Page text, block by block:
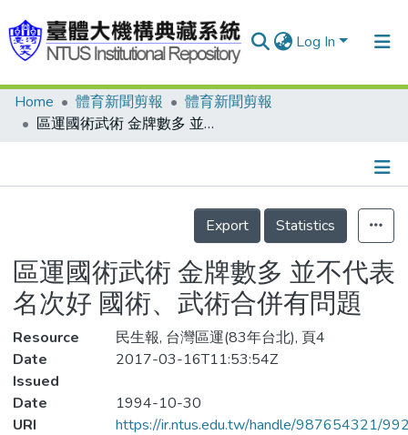
Log In
Communities & Collections
Statistics
Home 體育新聞剪報
體育新聞剪報
區運國術武術 金牌數多 並不代表名次好 國術、武術合併有問題
Details
Export
Statistics
區運國術武術 金牌數多 並不代表
名次好 國術、武術合併有問題
Resource
民生報, 台灣區運(83年台北), 頁4
Date
Issued
2017-03-16T11:53:54Z
Date
1994-10-30
URI
https://ir.ntus.edu.tw/handle/987654321/